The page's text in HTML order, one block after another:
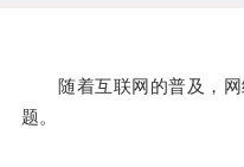
随着互联网的普及，网
题。